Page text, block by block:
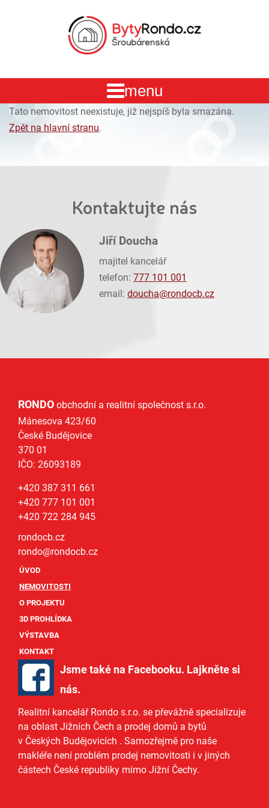
Tato nemovitost neexistuje, již nejspíš byla smazána.
Zpět na hlavní stranu.
Kontaktujte nás
Jiří Doucha
majitel kancelář
telefon: 777 101 001
email: doucha@rondocb.cz
RONDO obchodní a realitní společnost s.r.o.
Mánesova 423/60
České Budějovice
370 01
IČO: 26093189
+420 387 311 661
+420 777 101 001
+420 722 284 945
rondocb.cz
rondo@rondocb.cz
ÚVOD
NEMOVITOSTI
O PROJEKTU
3D PROHLÍDKA
VÝSTAVBA
KONTAKT
Jsme také na Facebooku. Lajkněte si
nás.
Realitní kancelář Rondo s.r.o. se převážně specializuje
na oblast Jižních Čech a prodej domů a bytů
v Českých Budějovicích . Samozřejmě pro naše
makléře není problém prodej nemovitosti i v jiných
částech České republiky mimo Jižní Čechy.